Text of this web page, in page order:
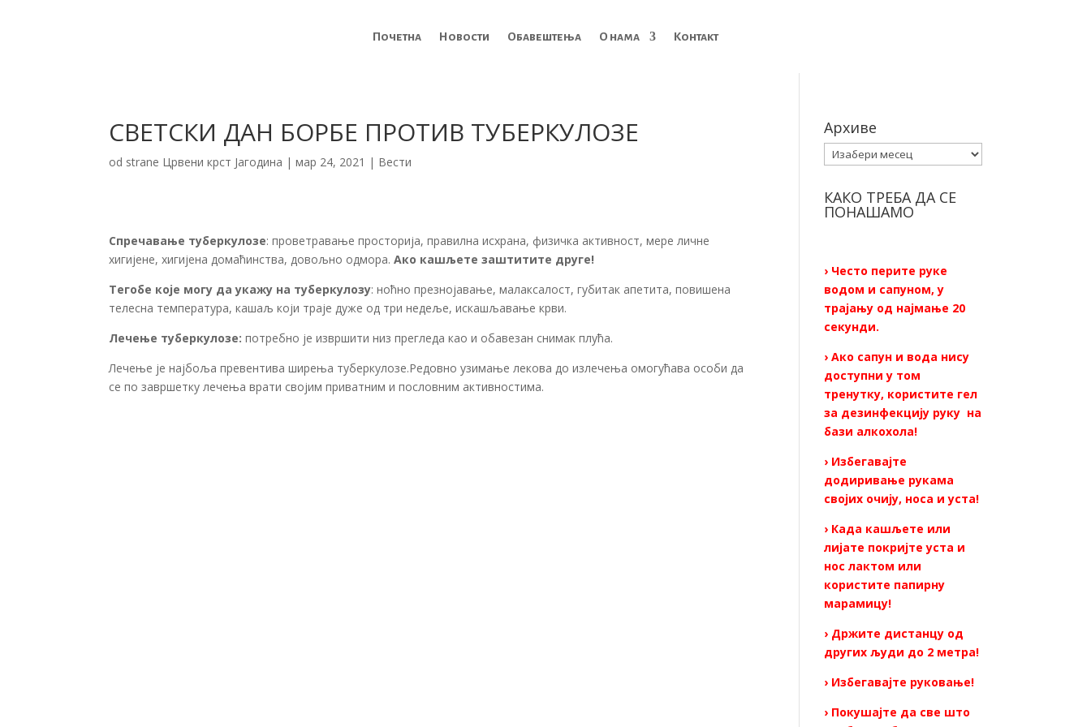
Почетна Новости Обавештења О нама Контакт
СВЕТСКИ ДАН БОРБЕ ПРОТИВ ТУБЕРКУЛОЗЕ
od strane Црвени крст Јагодина |мар 24, 2021 | Вести
Спречавање туберкулозе: проветравање просторија, правилна исхрана, физичка активност, мере личне
хигијене, хигијена домаћинства, довољно одмора.Ако кашљете заштитите друге!
Тегобе које могу да укажу на туберкулозу: ноћно презнојавање, малаксалост, губитак апетита, повишена
телесна температура, кашаљ који траје дуже од три недеље, искашљавање крви.
Лечење туберкулозе:потребно је извршити низ прегледа као и обавезан снимак плућа.
Лечење је најбоља превентива ширења туберкулозе.Редовно узимање лекова до излечења омогућава особи да
се по завршетку лечења врати својим приватним и пословним активностима.
Архиве
Архиве
КАКО ТРЕБА ДА СЕ
ПОНАШАМО
› Често перите руке
водом и сапуном, у
трајању од најмање 20
секунди.
› Ако сапун и вода нису
доступни у том
тренутку, користите гел
за дезинфекцију руку на
бази алкохола!
› Избегавајте
додиривање рукама
својих очију, носа и уста!
› Када кашљете или
лијате покријте уста и
нос лактом или
користите папирну
марамицу!
› Држите дистанцу од
других људи до 2 метра!
› Избегавајте руковање!
› Покушајте да све што